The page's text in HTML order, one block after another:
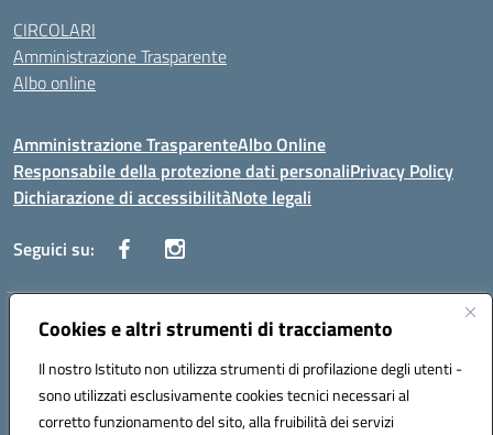
Cookies e altri strumenti di tracciamento
Il nostro Istituto non utilizza strumenti di profilazione degli utenti -
sono utilizzati esclusivamente cookies tecnici necessari al
corretto funzionamento del sito, alla fruibilità dei servizi
CIRCOLARI
Amministrazione Trasparente
Albo online
Amministrazione TrasparenteAlbo Online
Responsabile della protezione dati personaliPrivacy Policy
Dichiarazione di accessibilitàNote legali
Seguici su:
Indirizzo:Corso Vittorio Emanuele, 27 90133 - Palermo
Posta elettronica certificata (PEC):pais03600r@pec.istruzione.it
Codice fiscale: 97308550827